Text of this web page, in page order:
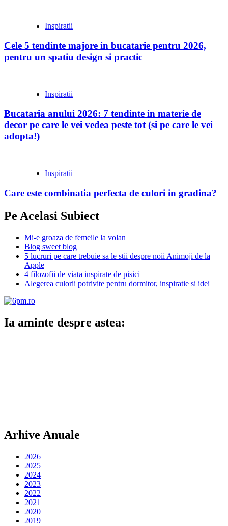
Inspiratii
Cele 5 tendinte majore in bucatarie pentru 2026,
pentru un spatiu design si practic
Inspiratii
Bucataria anului 2026: 7 tendinte in materie de
decor pe care le vei vedea peste tot (si pe care le vei
adopta!)
Inspiratii
Care este combinatia perfecta de culori in gradina?
Pe Acelasi Subiect
Mi-e groaza de femeile la volan
Blog sweet blog
5 lucruri pe care trebuie sa le stii despre noii Animoji de la
Apple
4 filozofii de viata inspirate de pisici
Alegerea culorii potrivite pentru dormitor, inspiratie si idei
Ia aminte despre astea:
Arhive Anuale
2026
2025
2024
2023
2022
2021
2020
2019